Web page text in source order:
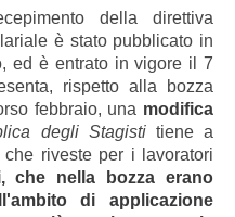
della direttiva
è stato pubblicato in
ed è entrato in vigore il 7
rispetto alla bozza
febbraio, una modifica
degli Stagistitiene a
che riveste per i lavoratori
che nella bozza erano
di applicazione